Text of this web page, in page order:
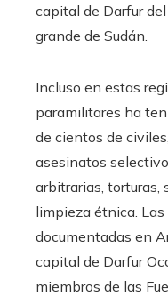
capital de Darfur
grande de Sudán.
Incluso en estas
paramilitares ha
de cientos de
asesinatos
arbitrarias, torturas,
limpieza étnica.
documentadas en
capital de Darfur
miembros de las